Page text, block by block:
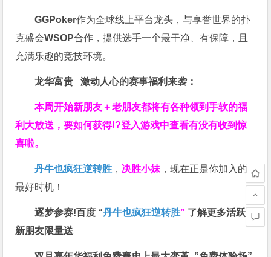
GGPoker作为全球线上平台龙头，与享誉世界的扑
克盛会WSOP合作，提供选手一个最干净、有保障，且
充满乐趣的竞技环境。
龙华富贵 激动人心的赛事福利来袭：
本周开始新朋友＋老朋友都将有各种领到手软的福
利大放送，要如何获得!?登入游戏中查看有没有收到惊
喜啦。
丹牛也疯狂逆转胜 ， 决胜小妹 ，现在正是你加入的
最好时机！
逐梦参赛!百度 “丹牛也疯狂逆转胜” 了解更多活跃
新朋友限量送